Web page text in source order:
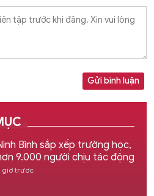
Gửi bình luận
Bình sắp xếp trường học,
9.000 người chịu tác động
giờ trước